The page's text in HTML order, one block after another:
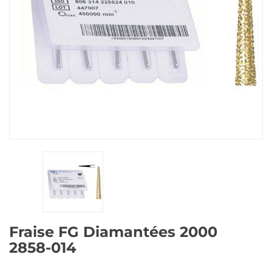
Fraise FG Diamantées 2000
2858-014